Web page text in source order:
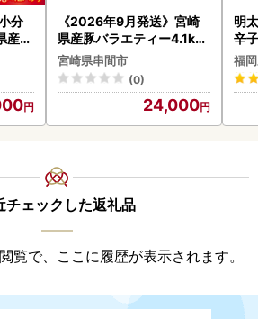
分
産鶏
《2026年9月発送》宮崎
県産豚バラエティー4.1kg
セット_K033-057-2609
宮崎県串間市
(0)
24,000
明
辛
福
チェックした返礼品
覧で、ここに履歴が表示されます。